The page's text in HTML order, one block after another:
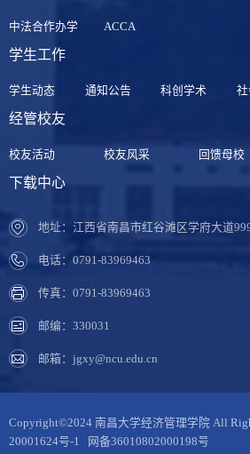
中法合作办学 ACCA
学生工作
学生动态 通知公告 科创学术 社
经管校友
校友活动 校友风采 回馈母校
下载中心
地址：江西省南昌市红谷滩区学府大道
电话：0791-83969463
传真：0791-83969463
邮编：330031
邮箱：jgxy@ncu.edu.cn
Copyright©2024 南昌大学经济管理学院 All
20001624号-1
网备36010802000198号